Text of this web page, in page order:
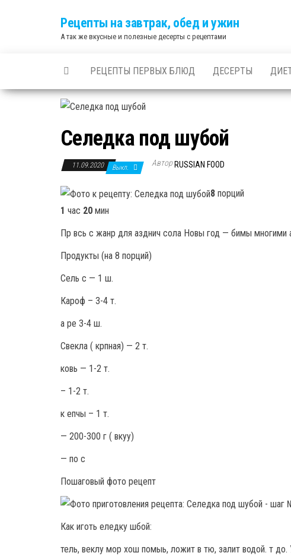
Рецепты на завтрак, обед и ужин
А так же вкусные и полезные десерты с рецептами
РЕЦЕПТЫ ПЕРВЫХ БЛЮД ДЕСЕРТЫ
Селедка под шубой
11.09.2020 Выкл. Автор RUSSIAN FOOD
8 порций
1 час 20 мин
Пр всь с жанр для азднич сола Новы год — бимы многими
Продукты (на 8 порций)
Сель с — 1 ш.
Кароф – 3-4 т.
а ре 3-4 ш.
Свекла ( крпная) — 2 т.
ковь — 1-2 т.
– 1-2 т.
к епчы – 1 т.
— 200-300 г ( вкуу)
— по с
Пошаговый фото рецепт
Как иготь еледку шбой:
тель, веклу мор хош помыь, ложит в тю, залит водой. т